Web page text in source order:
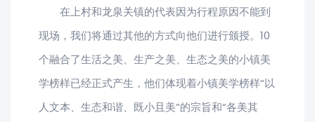
在上村和龙泉关镇的代表因为行程原因不能到
现场，我们将通过其他的方式向他们进行颁授。10
个融合了生活之美、生产之美、生态之美的小镇美
学榜样已经正式产生，他们体现着小镇美学榜样“以
人文本、生态和谐、既小且美”的宗旨和“各美其